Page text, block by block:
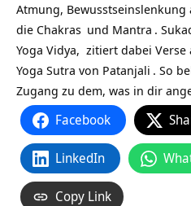
Atmung, Bewusstseinslenkung
die Chakras und Mantra .
Yoga Vidya, zitiert dabei
Yoga Sutra von Patanjali . So
Zugang zu dem, was in dir
Facebook
LinkedIn
Copy Link